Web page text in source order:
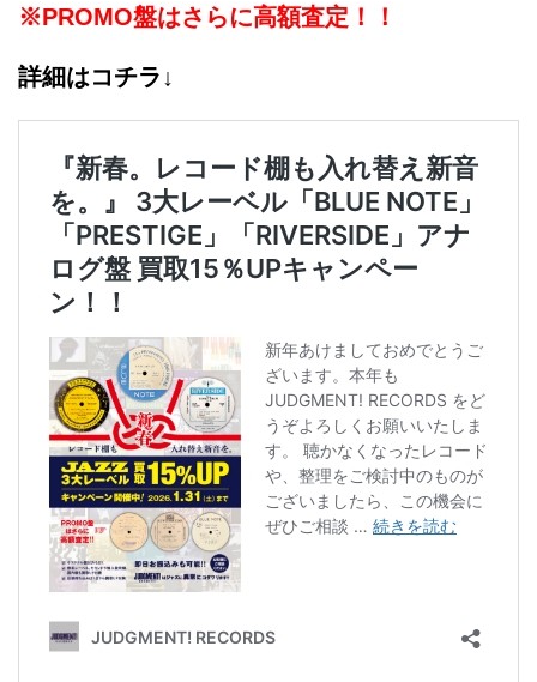
※PROMO盤はさらに高額査定！！
詳細はコチラ↓